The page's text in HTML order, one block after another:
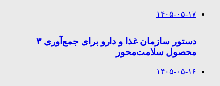
۱۴۰۵-۰۵-۱۷
دستور سازمان غذا و دارو برای جمع‌آوری ۳
محصول سلامت‌محور
۱۴۰۵-۰۵-۱۶